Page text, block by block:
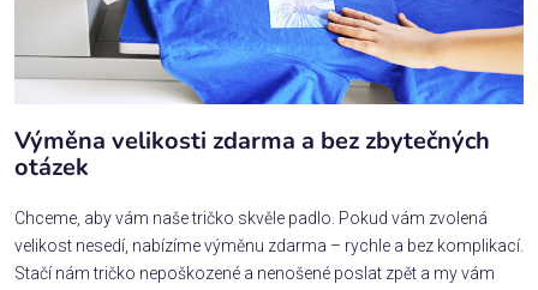
Výměna velikosti zdarma a bez zbytečných
otázek
Chceme, aby vám naše tričko skvěle padlo. Pokud vám zvolená
velikost nesedí, nabízíme výměnu zdarma – rychle a bez komplikací.
Stačí nám tričko nepoškozené a nenošené poslat zpět a my vám